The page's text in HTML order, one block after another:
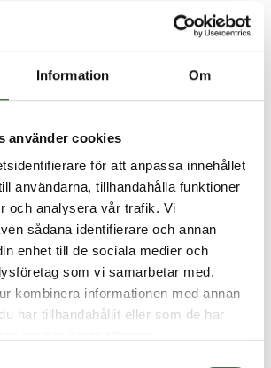
Information Om
använder cookies
för att anpassa innehållet
användarna, tillhandahålla funktioner
och analysera vår trafik. Vi
sådana identifierare och annan
enhet till de sociala medier och
som vi samarbetar med.
kombinera informationen med annan
har tillhandahållit eller som de har
från planering till